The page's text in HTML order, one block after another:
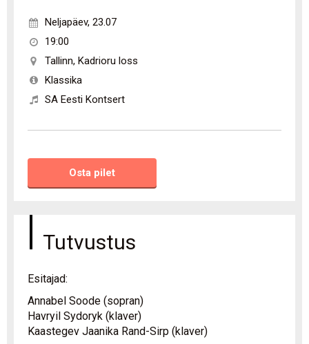
Neljapäev, 23.07
19:00
Tallinn, Kadrioru loss
Klassika
SA Eesti Kontsert
Osta pilet
Tutvustus
Esitajad:
Annabel Soode (sopran)
Havryil Sydoryk (klaver)
Kaastegev Jaanika Rand-Sirp (klaver)